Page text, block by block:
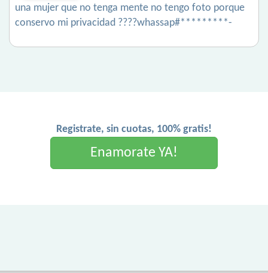
una mujer que no tenga mente no tengo foto porque
conservo mi privacidad ????whassap#*********-
Registrate, sin cuotas, 100% gratis!
Enamorate YA!